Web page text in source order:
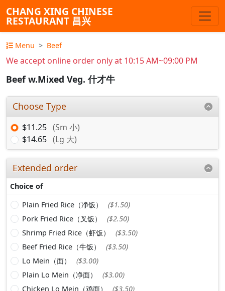
CHANG XING CHINESE
RESTAURANT 昌兴
Menu Beef
We accept online order only at 10:15 AM~09:00 PM
Beef w.Mixed Veg. 什才牛
Choose Type
$11.25 (Sm 小)
$14.65 (Lg 大)
Extended order
Choice of
Plain Fried Rice（净饭）
($1.50)
Pork Fried Rice（叉饭）
($2.50)
Shrimp Fried Rice（虾饭）
($3.50)
Beef Fried Rice（牛饭）
($3.50)
Lo Mein（面）
($3.00)
Plain Lo Mein（净面）
($3.00)
Chicken Lo Mein（鸡面）
($3.50)